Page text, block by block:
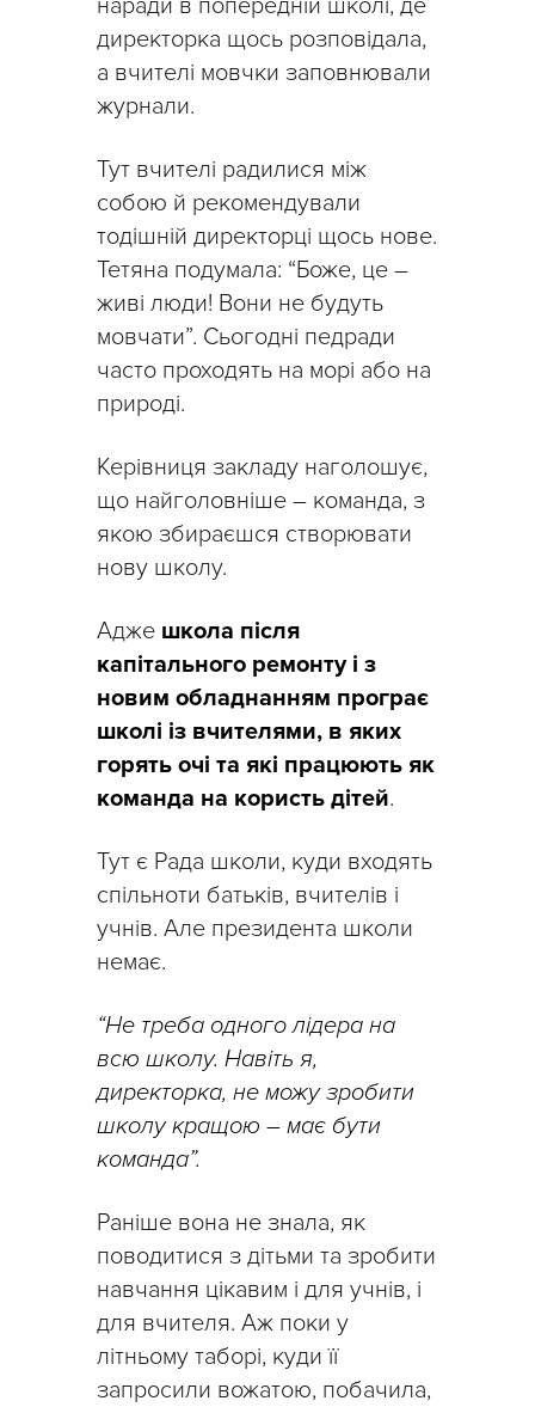
наради в попередній школі, де
директорка щось розповідала,
а вчителі мовчки заповнювали
журнали.
Тут вчителі радилися між
собою й рекомендували
тодішній директорці щось нове.
Тетяна подумала: “Боже, це –
живі люди! Вони не будуть
мовчати”. Сьогодні педради
часто проходять на морі або на
природі.
Керівниця закладу наголошує,
що найголовніше – команда, з
якою збираєшся створювати
нову школу.
Адже школа після
капітального ремонту і з
новим обладнанням програє
школі із вчителями, в яких
горять очі та які працюють як
команда на користь дітей.
Тут є Рада школи, куди входять
спільноти батьків, вчителів і
учнів. Але президента школи
немає.
“Не треба одного лідера на
всю школу. Навіть я,
директорка, не можу зробити
школу кращою – має бути
команда”.
Раніше вона не знала, як
поводитися з дітьми та зробити
навчання цікавим і для учнів, і
для вчителя. Аж поки у
літньому таборі, куди її
запросили вожатою, побачила,